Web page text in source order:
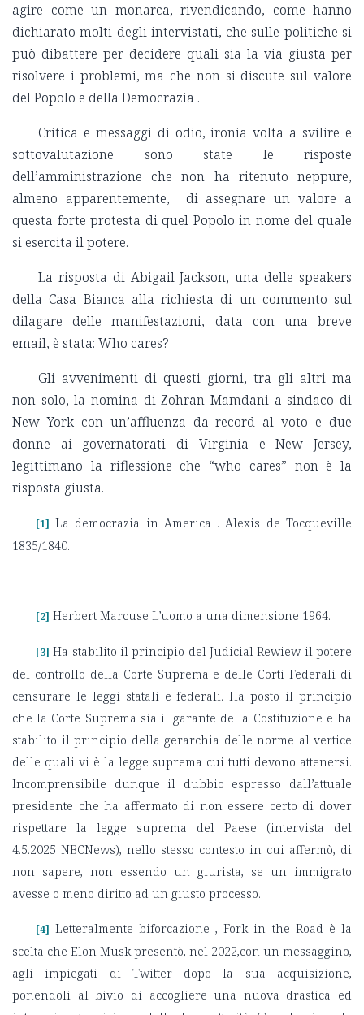
agire come un monarca, rivendicando, come hanno
dichiarato molti degli intervistati, che sulle politiche si
può dibattere per decidere quali sia la via giusta per
risolvere i problemi, ma che non si discute sul valore
del Popolo e della Democrazia .
Critica e messaggi di odio, ironia volta a svilire e
sottovalutazione sono state le risposte
dell’amministrazione che non ha ritenuto neppure,
almeno apparentemente, di assegnare un valore a
questa forte protesta di quel Popolo in nome del quale
si esercita il potere.
La risposta di Abigail Jackson, una delle speakers
della Casa Bianca alla richiesta di un commento sul
dilagare delle manifestazioni, data con una breve
email, è stata: Who cares?
Gli avvenimenti di questi giorni, tra gli altri ma
non solo, la nomina di Zohran Mamdani a sindaco di
New York con un’affluenza da record al voto e due
donne ai governatorati di Virginia e New Jersey,
legittimano la riflessione che “who cares” non è la
risposta giusta.
[1] La democrazia in America . Alexis de Tocqueville
1835/1840.
[2] Herbert Marcuse L’uomo a una dimensione 1964.
[3] Ha stabilito il principio del Judicial Rewiew il potere
del controllo della Corte Suprema e delle Corti Federali di
censurare le leggi statali e federali. Ha posto il principio
che la Corte Suprema sia il garante della Costituzione e ha
stabilito il principio della gerarchia delle norme al vertice
delle quali vi è la legge suprema cui tutti devono attenersi.
Incomprensibile dunque il dubbio espresso dall’attuale
presidente che ha affermato di non essere certo di dover
rispettare la legge suprema del Paese (intervista del
4.5.2025 NBCNews), nello stesso contesto in cui affermò, di
non sapere, non essendo un giurista, se un immigrato
avesse o meno diritto ad un giusto processo.
[4] Letteralmente biforcazione , Fork in the Road è la
scelta che Elon Musk presentò, nel 2022,con un messaggino,
agli impiegati di Twitter dopo la sua acquisizione,
ponendoli al bivio di accogliere una nuova drastica ed